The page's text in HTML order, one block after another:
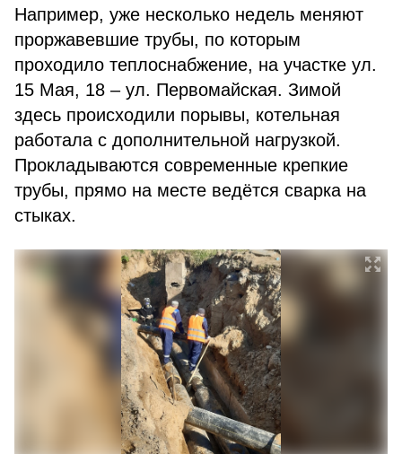
Например, уже несколько недель меняют
проржавевшие трубы, по которым
проходило теплоснабжение, на участке ул.
15 Мая, 18 – ул. Первомайская. Зимой
здесь происходили порывы, котельная
работала с дополнительной нагрузкой.
Прокладываются современные крепкие
трубы, прямо на месте ведётся сварка на
стыках.